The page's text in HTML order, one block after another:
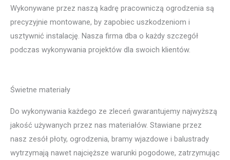
Wykonywane przez naszą kadrę pracowniczą ogrodzenia są
precyzyjnie montowane, by zapobiec uszkodzeniom i
usztywnić instalację. Nasza firma dba o każdy szczegół
podczas wykonywania projektów dla swoich klientów.
Świetne materiały
Do wykonywania każdego ze zleceń gwarantujemy najwyższą
jakość używanych przez nas materiałów. Stawiane przez
nasz zesół płoty, ogrodzenia, bramy wjazdowe i balustrady
wytrzymają nawet najcięższe warunki pogodowe, zatrzymując